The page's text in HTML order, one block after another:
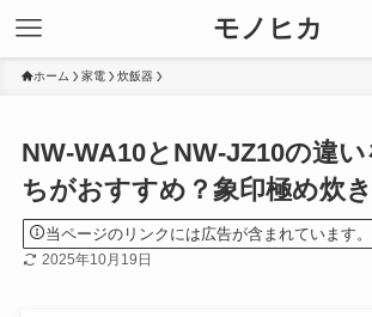
モノヒカ
ホーム 家電 炊飯器
NW-WA10とNW-JZ10の違
ちがおすすめ？象印極め炊き
当ページのリンクには広告が含まれています。
2025年10月19日